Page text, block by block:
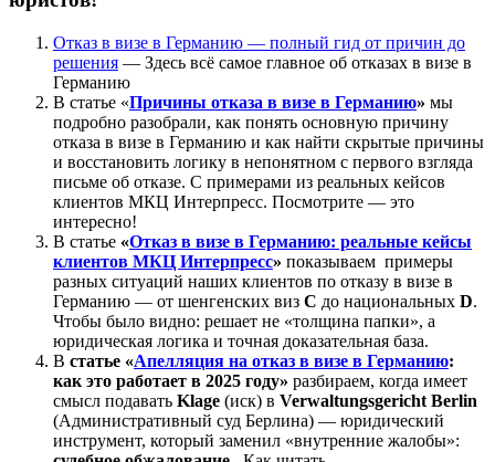
Отказ в визе в Германию — полный гид от причин до
решения — Здесь всё самое главное об отказах в визе в
Германию
В статье «Причины отказа в визе в Германию» мы
подробно разобрали, как понять основную причину
отказа в визе в Германию и как найти скрытые причины
и восстановить логику в непонятном с первого взгляда
письме об отказе. С примерами из реальных кейсов
клиентов МКЦ Интерпресс. Посмотрите — это
интересно!
В статье «Отказ в визе в Германию: реальные кейсы
клиентов МКЦ Интерпресс» показываем примеры
разных ситуаций наших клиентов по отказу в визе в
Германию — от шенгенских виз C до национальных D.
Чтобы было видно: решает не «толщина папки», а
юридическая логика и точная доказательная база.
В статье «Апелляция на отказ в визе в Германию:
как это работает в 2025 году» разбираем, когда имеет
смысл подавать Klage (иск) в Verwaltungsgericht Berlin
(Административный суд Берлина) — юридический
инструмент, который заменил «внутренние жалобы»: